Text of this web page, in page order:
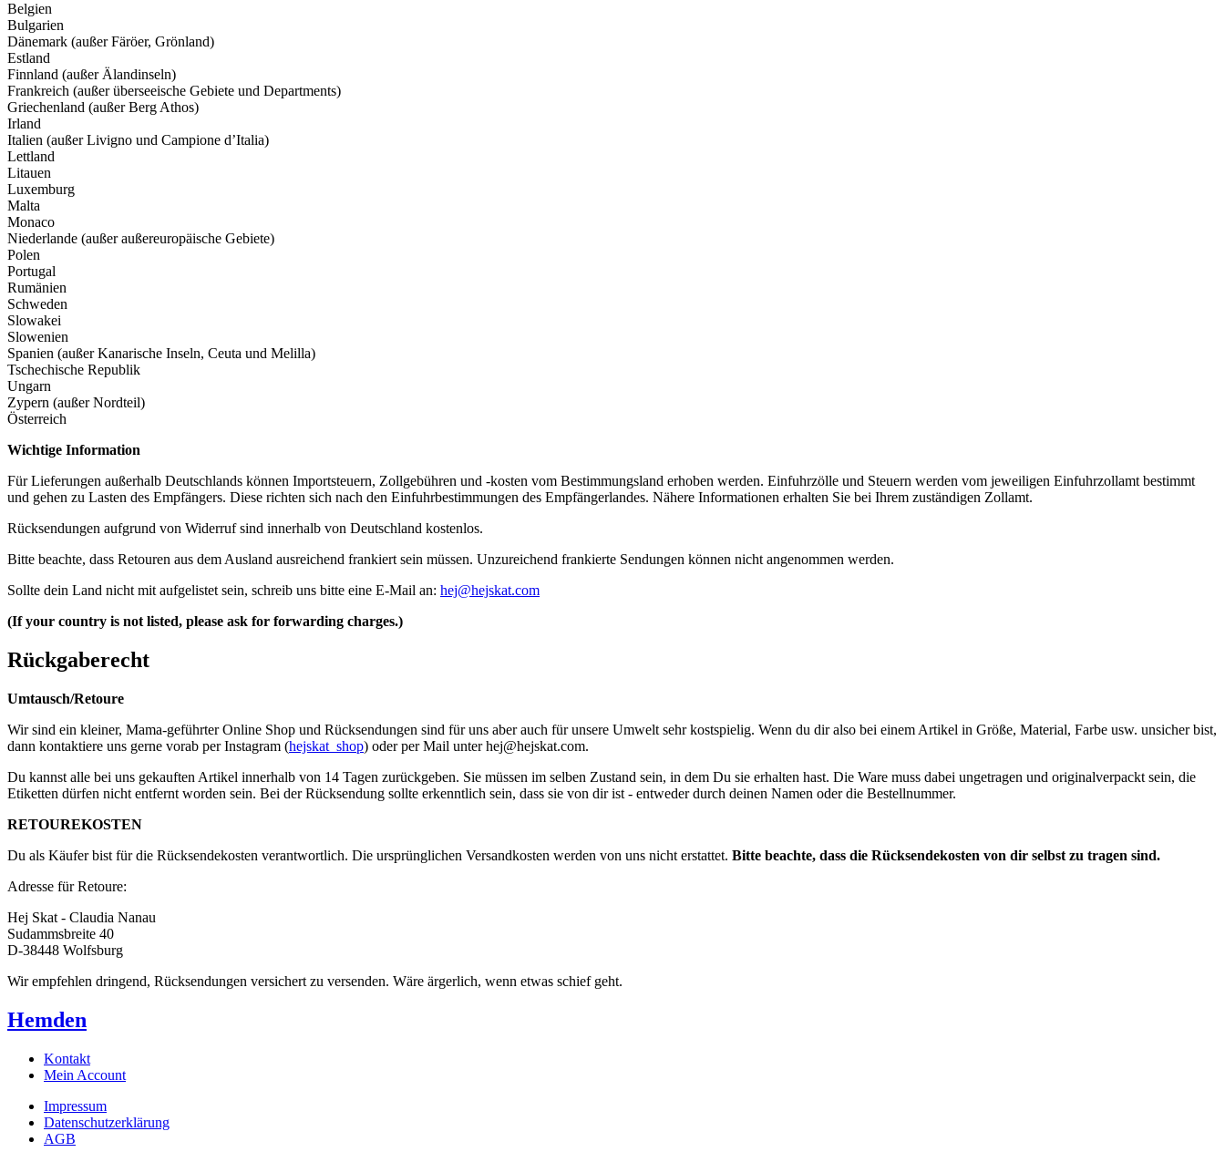
Belgien
Bulgarien
Dänemark (außer Färöer, Grönland)
Estland
Finnland (außer Älandinseln)
Frankreich (außer überseeische Gebiete und Departments)
Griechenland (außer Berg Athos)
Irland
Italien (außer Livigno und Campione d’Italia)
Lettland
Litauen
Luxemburg
Malta
Monaco
Niederlande (außer außereuropäische Gebiete)
Polen
Portugal
Rumänien
Schweden
Slowakei
Slowenien
Spanien (außer Kanarische Inseln, Ceuta und Melilla)
Tschechische Republik
Ungarn
Zypern (außer Nordteil)
Österreich
Wichtige Information
Für Lieferungen außerhalb Deutschlands können Importsteuern, Zollgebühren und -kosten vom Bestimmungsland erhoben werden. Einfuhrzölle und Steuern werden vom jeweiligen Einfuhrzollamt bestimmt
und gehen zu Lasten des Empfängers. Diese richten sich nach den Einfuhrbestimmungen des Empfängerlandes. Nähere Informationen erhalten Sie bei Ihrem zuständigen Zollamt.
Rücksendungen aufgrund von Widerruf sind innerhalb von Deutschland kostenlos.
Bitte beachte, dass Retouren aus dem Ausland ausreichend frankiert sein müssen. Unzureichend frankierte Sendungen können nicht angenommen werden.
Sollte dein Land nicht mit aufgelistet sein, schreib uns bitte eine E-Mail an: hej@hejskat.com
(If your country is not listed, please ask for forwarding charges.)
Rückgaberecht
Umtausch/Retoure
Wir sind ein kleiner, Mama-geführter Online Shop und Rücksendungen sind für uns aber auch für unsere Umwelt sehr kostspielig. Wenn du dir also bei einem Artikel in Größe, Material, Farbe usw. unsicher bist,
dann kontaktiere uns gerne vorab per Instagram (hejskat_shop) oder per Mail unterhej@hejskat.com.
Du kannst alle bei uns gekauften Artikel innerhalb von 14 Tagen zurückgeben. Sie müssen im selben Zustand sein, in dem Du sie erhalten hast. Die Ware muss dabei ungetragen und originalverpackt sein, die
Etiketten dürfen nicht entfernt worden sein. Bei der Rücksendung sollte erkenntlich sein, dass sie von dir ist - entweder durch deinen Namen oder die Bestellnummer.
RETOUREKOSTEN
Du als Käufer bist für die Rücksendekosten verantwortlich. Die ursprünglichen Versandkosten werden von uns nicht erstattet. Bitte beachte, dass die Rücksendekosten von dir selbst zu tragen sind.
Adresse für Retoure:
Hej Skat - Claudia Nanau
Sudammsbreite 40
D-38448 Wolfsburg
Wir empfehlen dringend, Rücksendungen versichert zu versenden. Wäre ärgerlich, wenn etwas schief geht.
Hemden
Kontakt
Mein Account
Impressum
Datenschutzerklärung
AGB